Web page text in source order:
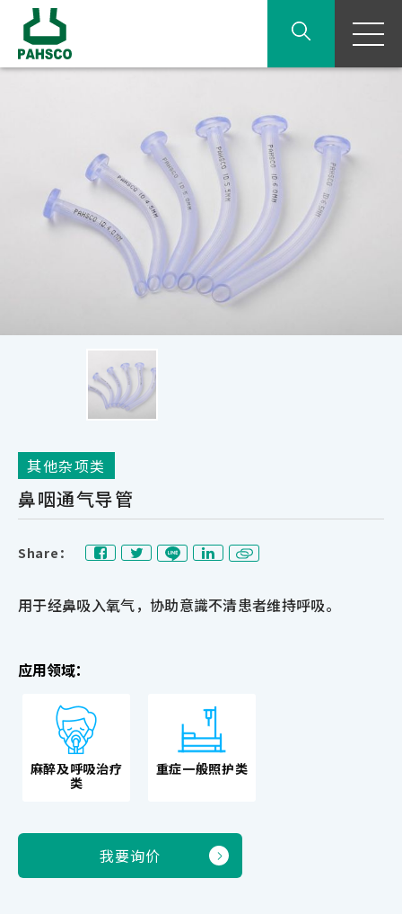
其他杂项类
鼻咽通气导管
Share：
用于经鼻吸入氧气，协助意識不清患者维持呼吸。
应用领域：
麻醉及呼吸治疗
类
重症一般照护类
我要询价